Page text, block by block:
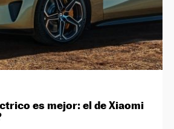
es mejor: el de Xiaomi